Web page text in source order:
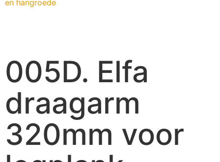
005D. Elfa
draagarm
320mm voor